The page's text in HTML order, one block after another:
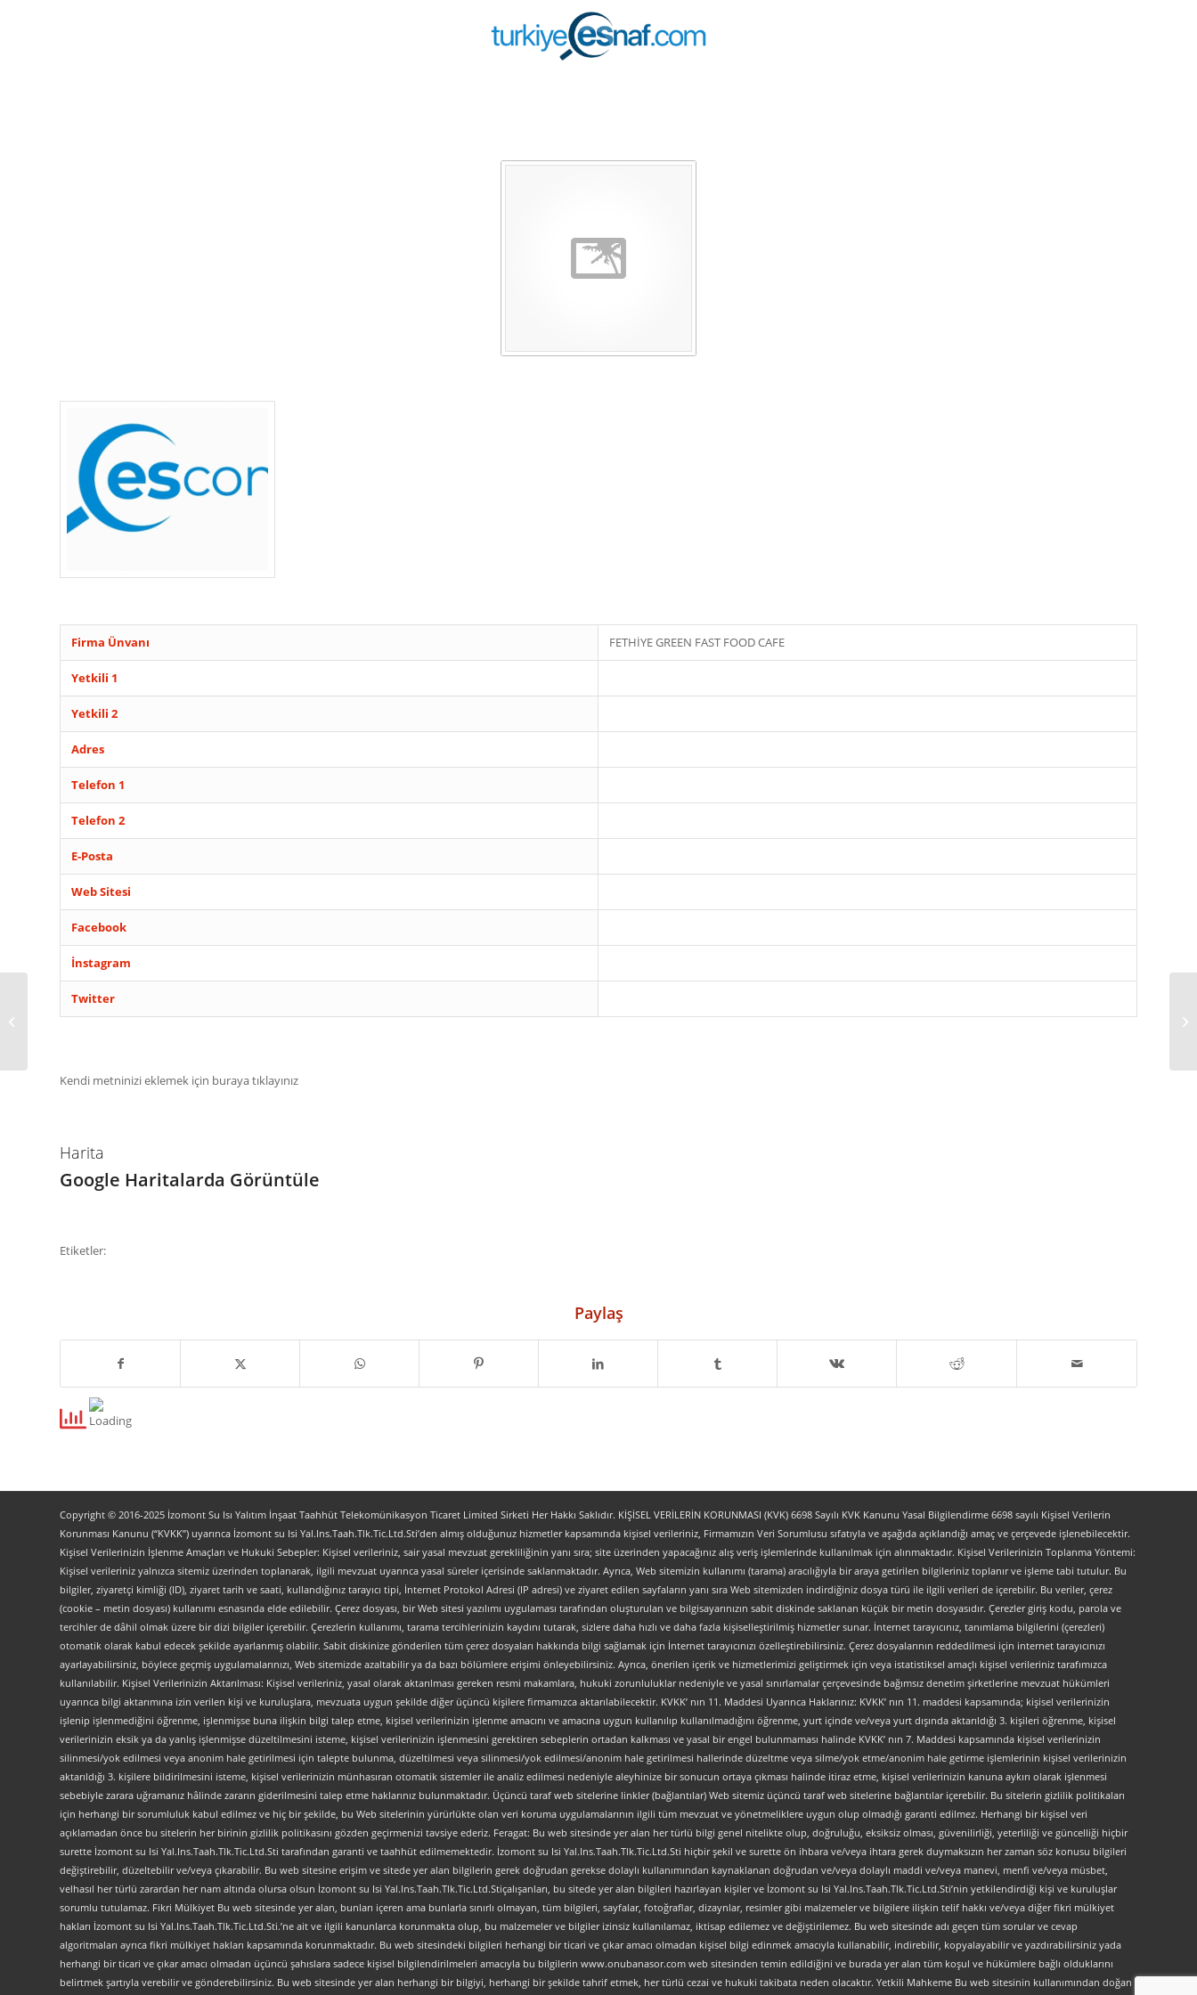
Firma Ünvanı FETHİYE GREEN FAST FOOD CAFE
Yetkili 1
Yetkili 2
Adres
Telefon 1
Telefon 2
E-Posta
Web Sitesi
Facebook
İnstagram
Twitter
Kendi metninizi eklemek için buraya tıklayınız
Harita
Google Haritalarda Görüntüle
Etiketler:
Paylaş
Copyright © 2016-2025 İzomont Su Isı Yalıtım İnşaat Taahhüt Telekomünikasyon Ticaret Limited Sirketi Her Hakkı Saklıdır. KİŞİSEL VERİLERİN KORUNMASI (KVK) 6698 Sayılı KVK Kanunu Yasal Bilgilendirme 6698 sayılı Kişisel Verilerin
Korunması Kanunu (“KVKK”) uyarınca İzomont su Isi Yal.Ins.Taah.Tlk.Tic.Ltd.Sti’den almış olduğunuz hizmetler kapsamında kişisel verileriniz, Firmamızın Veri Sorumlusu sıfatıyla ve aşağıda açıklandığı amaç ve çerçevede işlenebilecektir.
Kişisel Verilerinizin İşlenme Amaçları ve Hukuki Sebepler: Kişisel verileriniz, sair yasal mevzuat gerekliliğinin yanı sıra; site üzerinden yapacağınız alış veriş işlemlerinde kullanılmak için alınmaktadır. Kişisel Verilerinizin Toplanma Yöntemi:
Kişisel verileriniz yalnızca sitemiz üzerinden toplanarak, ilgili mevzuat uyarınca yasal süreler içerisinde saklanmaktadır. Ayrıca, Web sitemizin kullanımı (tarama) aracılığıyla bir araya getirilen bilgileriniz toplanır ve işleme tabi tutulur. Bu
bilgiler, ziyaretçi kimliği (ID), ziyaret tarih ve saati, kullandığınız tarayıcı tipi, İnternet Protokol Adresi (IP adresi) ve ziyaret edilen sayfaların yanı sıra Web sitemizden indirdiğiniz dosya türü ile ilgili verileri de içerebilir. Bu veriler, çerez
(cookie – metin dosyası) kullanımı esnasında elde edilebilir. Çerez dosyası, bir Web sitesi yazılımı uygulaması tarafından oluşturulan ve bilgisayarınızın sabit diskinde saklanan küçük bir metin dosyasıdır. Çerezler giriş kodu, parola ve
tercihler de dâhil olmak üzere bir dizi bilgiler içerebilir. Çerezlerin kullanımı, tarama tercihlerinizin kaydını tutarak, sizlere daha hızlı ve daha fazla kişiselleştirilmiş hizmetler sunar. İnternet tarayıcınız, tanımlama bilgilerini (çerezleri)
otomatik olarak kabul edecek şekilde ayarlanmış olabilir. Sabit diskinize gönderilen tüm çerez dosyaları hakkında bilgi sağlamak için İnternet tarayıcınızı özelleştirebilirsiniz. Çerez dosyalarının reddedilmesi için internet tarayıcınızı
ayarlayabilirsiniz, böylece geçmiş uygulamalarınızı, Web sitemizde azaltabilir ya da bazı bölümlere erişimi önleyebilirsiniz. Ayrıca, önerilen içerik ve hizmetlerimizi geliştirmek için veya istatistiksel amaçlı kişisel verileriniz tarafımızca
kullanılabilir. Kişisel Verilerinizin Aktarılması: Kişisel verileriniz, yasal olarak aktarılması gereken resmi makamlara, hukuki zorunluluklar nedeniyle ve yasal sınırlamalar çerçevesinde bağımsız denetim şirketlerine mevzuat hükümleri
uyarınca bilgi aktarımına izin verilen kişi ve kuruluşlara, mevzuata uygun şekilde diğer üçüncü kişilere firmamızca aktarılabilecektir. KVKK’ nın 11. Maddesi Uyarınca Haklarınız: KVKK’ nın 11. maddesi kapsamında; kişisel verilerinizin
işlenip işlenmediğini öğrenme, işlenmişse buna ilişkin bilgi talep etme, kişisel verilerinizin işlenme amacını ve amacına uygun kullanılıp kullanılmadığını öğrenme, yurt içinde ve/veya yurt dışında aktarıldığı 3. kişileri öğrenme, kişisel
verilerinizin eksik ya da yanlış işlenmişse düzeltilmesini isteme, kişisel verilerinizin işlenmesini gerektiren sebeplerin ortadan kalkması ve yasal bir engel bulunmaması halinde KVKK’ nın 7. Maddesi kapsamında kişisel verilerinizin
silinmesi/yok edilmesi veya anonim hale getirilmesi için talepte bulunma, düzeltilmesi veya silinmesi/yok edilmesi/anonim hale getirilmesi hallerinde düzeltme veya silme/yok etme/anonim hale getirme işlemlerinin kişisel verilerinizin
aktarıldığı 3. kişilere bildirilmesini isteme, kişisel verilerinizin münhasıran otomatik sistemler ile analiz edilmesi nedeniyle aleyhinize bir sonucun ortaya çıkması halinde itiraz etme, kişisel verilerinizin kanuna aykırı olarak işlenmesi
sebebiyle zarara uğramanız hâlinde zararın giderilmesini talep etme haklarınız bulunmaktadır. Üçüncü taraf web sitelerine linkler (bağlantılar) Web sitemiz üçüncü taraf web sitelerine bağlantılar içerebilir. Bu sitelerin gizlilik politikaları
için herhangi bir sorumluluk kabul edilmez ve hiç bir şekilde, bu Web sitelerinin yürürlükte olan veri koruma uygulamalarının ilgili tüm mevzuat ve yönetmeliklere uygun olup olmadığı garanti edilmez. Herhangi bir kişisel veri
açıklamadan önce bu sitelerin her birinin gizlilik politikasını gözden geçirmenizi tavsiye ederiz. Feragat: Bu web sitesinde yer alan her türlü bilgi genel nitelikte olup, doğruluğu, eksiksiz olması, güvenilirliği, yeterliliği ve güncelliği hiçbir
surette İzomont su Isi Yal.Ins.Taah.Tlk.Tic.Ltd.Sti tarafından garanti ve taahhüt edilmemektedir. İzomont su Isi Yal.Ins.Taah.Tlk.Tic.Ltd.Sti hiçbir şekil ve surette ön ihbara ve/veya ihtara gerek duymaksızın her zaman söz konusu bilgileri
değiştirebilir, düzeltebilir ve/veya çıkarabilir. Bu web sitesine erişim ve sitede yer alan bilgilerin gerek doğrudan gerekse dolaylı kullanımından kaynaklanan doğrudan ve/veya dolaylı maddi ve/veya manevi, menfi ve/veya müsbet,
velhasıl her türlü zarardan her nam altında olursa olsun İzomont su Isi Yal.Ins.Taah.Tlk.Tic.Ltd.Stiçalışanları, bu sitede yer alan bilgileri hazırlayan kişiler ve İzomont su Isi Yal.Ins.Taah.Tlk.Tic.Ltd.Sti’nin yetkilendirdiği kişi ve kuruluşlar
sorumlu tutulamaz. Fikri Mülkiyet Bu web sitesinde yer alan, bunları içeren ama bunlarla sınırlı olmayan, tüm bilgileri, sayfalar, fotoğraflar, dizaynlar, resimler gibi malzemeler ve bilgilere ilişkin telif hakkı ve/veya diğer fikri mülkiyet
hakları İzomont su Isi Yal.Ins.Taah.Tlk.Tic.Ltd.Sti.’ne ait ve ilgili kanunlarca korunmakta olup, bu malzemeler ve bilgiler izinsiz kullanılamaz, iktisap edilemez ve değiştirilemez. Bu web sitesinde adı geçen tüm sorular ve cevap
algoritmaları ayrıca fikri mülkiyet hakları kapsamında korunmaktadır. Bu web sitesindeki bilgileri herhangi bir ticari ve çıkar amacı olmadan kişisel bilgi edinmek amacıyla kullanabilir, indirebilir, kopyalayabilir ve yazdırabilirsiniz yada
herhangi bir ticari ve çıkar amacı olmadan üçüncü şahıslara sadece kişisel bilgilendirilmeleri amacıyla bu bilgilerin www.onubanasor.com web sitesinden temin edildiğini ve burada yer alan tüm koşul ve hükümlere bağlı olduklarını
belirtmek şartıyla verebilir ve gönderebilirsiniz. Bu web sitesinde yer alan herhangi bir bilgiyi, herhangi bir şekilde tahrif etmek, her türlü cezai ve hukuki takibata neden olacaktır. Yetkili Mahkeme Bu web sitesinin kullanımından doğan